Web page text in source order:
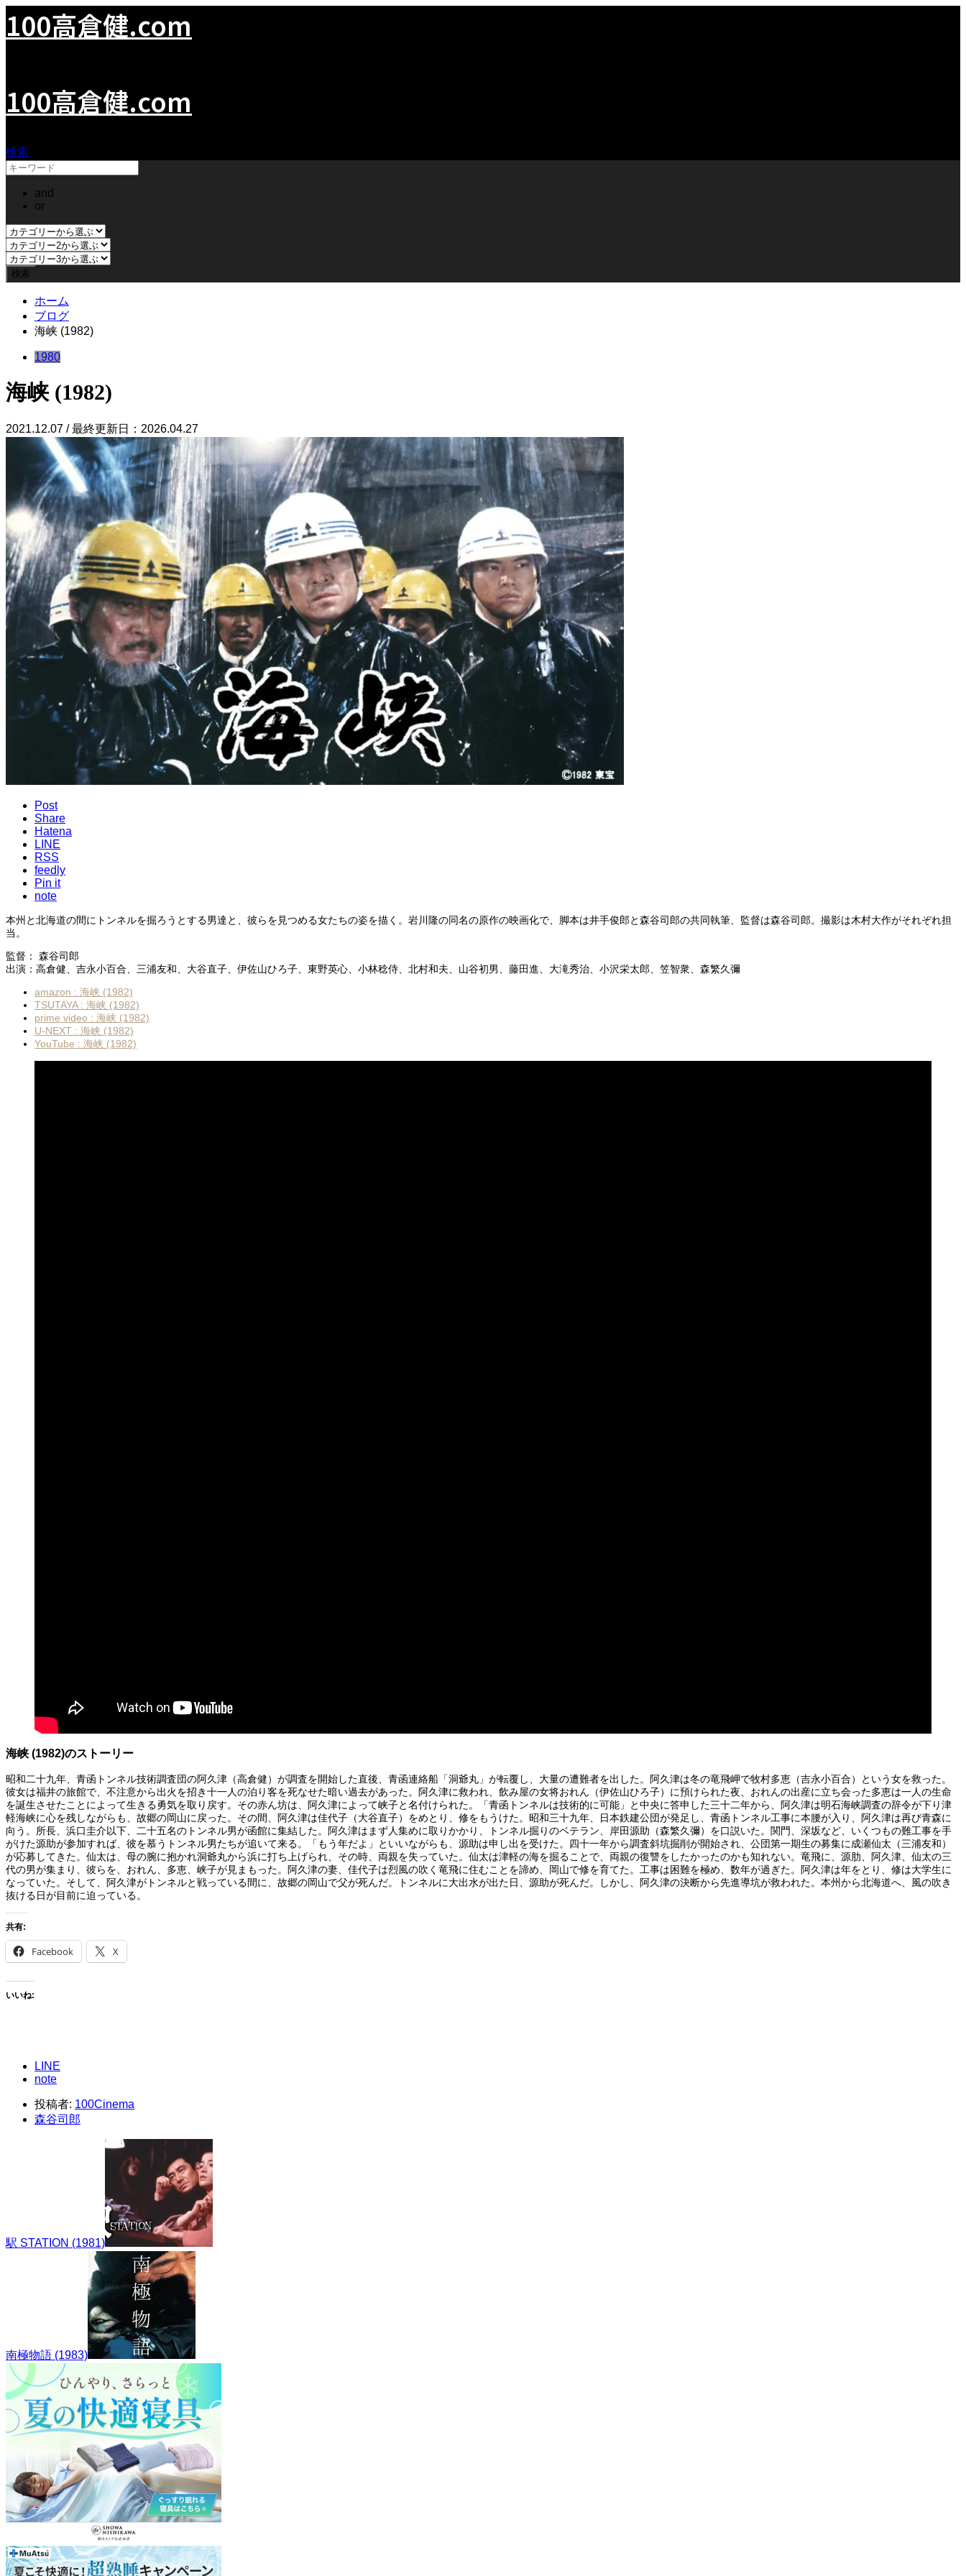
100高倉健.com
100高倉健.com
検索
and
or
ホーム
ブログ
海峡 (1982)
1980
海峡 (1982)
2021.12.07 / 最終更新日：2026.04.27
Post
Share
Hatena
LINE
RSS
feedly
Pin it
note
本州と北海道の間にトンネルを掘ろうとする男達と、彼らを見つめる女たちの姿を描く。岩川隆の同名の原作の映画化で、脚本は井手俊郎と森谷司郎の共同執筆、監督は森谷司郎。撮影は木村大作がそれぞれ担
当。
監督： 森谷司郎
出演：高倉健、吉永小百合、三浦友和、大谷直子、伊佐山ひろ子、東野英心、小林稔侍、北村和夫、山谷初男、藤田進、大滝秀治、小沢栄太郎、笠智衆、森繁久彌
amazon : 海峡 (1982)
TSUTAYA : 海峡 (1982)
prime video : 海峡 (1982)
U-NEXT : 海峡 (1982)
YouTube : 海峡 (1982)
海峡 (1982)のストーリー
昭和二十九年、青函トンネル技術調査団の阿久津（高倉健）が調査を開始した直後、青函連絡船「洞爺丸」が転覆し、大量の遭難者を出した。阿久津は冬の竜飛岬で牧村多恵（吉永小百合）という女を救った。
彼女は福井の旅館で、不注意から出火を招き十一人の泊り客を死なせた暗い過去があった。阿久津に救われ、飲み屋の女将おれん（伊佐山ひろ子）に預けられた夜、おれんの出産に立ち会った多恵は一人の生命
を誕生させたことによって生きる勇気を取り戻す。その赤ん坊は、阿久津によって峡子と名付けられた。「青函トンネルは技術的に可能」と中央に答申した三十二年から、阿久津は明石海峡調査の辞令が下り津
軽海峡に心を残しながらも、故郷の岡山に戻った。その間、阿久津は佳代子（大谷直子）をめとり、修をもうけた。昭和三十九年、日本鉄建公団が発足し、青函トンネル工事に本腰が入り、阿久津は再び青森に
向う。所長、浜口圭介以下、二十五名のトンネル男が函館に集結した。阿久津はまず人集めに取りかかり、トンネル掘りのベテラン、岸田源助（森繁久彌）を口説いた。関門、深坂など、いくつもの難工事を手
がけた源助が参加すれば、彼を慕うトンネル男たちが追いて来る。「もう年だよ」といいながらも、源助は申し出を受けた。四十一年から調査斜坑掘削が開始され、公団第一期生の募集に成瀬仙太（三浦友和）
が応募してきた。仙太は、母の腕に抱かれ洞爺丸から浜に打ち上げられ、その時、両親を失っていた。仙太は津軽の海を掘ることで、両親の復讐をしたかったのかも知れない。竜飛に、源肋、阿久津、仙太の三
代の男が集まり、彼らを、おれん、多恵、峡子が見まもった。阿久津の妻、佳代子は烈風の吹く竜飛に住むことを諦め、岡山で修を育てた。工事は困難を極め、数年が過ぎた。阿久津は年をとり、修は大学生に
なっていた。そして、阿久津がトンネルと戦っている間に、故郷の岡山で父が死んだ。トンネルに大出水が出た日、源助が死んだ。しかし、阿久津の決断から先進導坑が救われた。本州から北海道へ、風の吹き
抜ける日が目前に迫っている。
共有:
Facebook X
いいね:
LINE
note
投稿者: 100Cinema
森谷司郎
駅 STATION (1981)
南極物語 (1983)